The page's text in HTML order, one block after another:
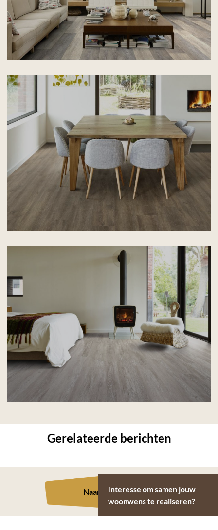
Gerelateerde berichten
Naar overzichtInteresse om samen jouw
woonwens te realiseren?